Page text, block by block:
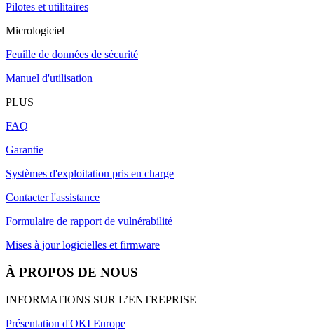
Pilotes et utilitaires
Micrologiciel
Feuille de données de sécurité
Manuel d'utilisation
PLUS
FAQ
Garantie
Systèmes d'exploitation pris en charge
Contacter l'assistance
Formulaire de rapport de vulnérabilité
Mises à jour logicielles et firmware
À PROPOS DE NOUS
INFORMATIONS SUR L’ENTREPRISE
Présentation d'OKI Europe